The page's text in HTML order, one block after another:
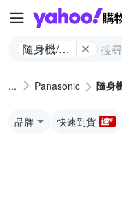
隨身機/類
Panasonic 隨身
品牌 快速到貨